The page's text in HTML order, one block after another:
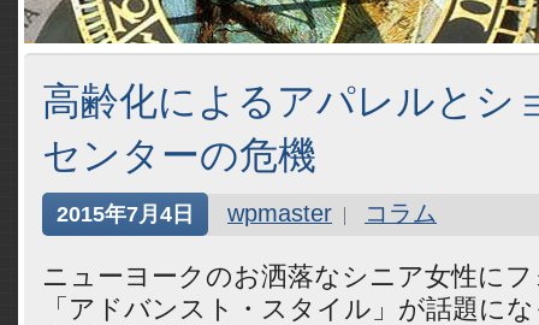
高齢化によるアパレルとシ
センターの危機
2015年7月4日 wpmaster コラム
ニューヨークのお洒落なシニア女性に
「アドバンスト・スタイル」が話題に